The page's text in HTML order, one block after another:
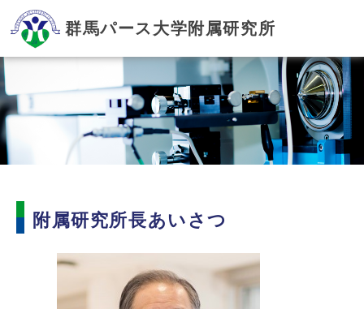
群馬パース大学附属研究所
附属研究所長あいさつ